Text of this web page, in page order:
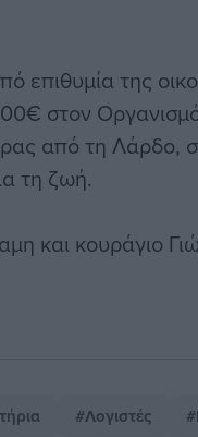
επιθυμία της
στον
από τη Λάρδο,
τη ζωή.
και κουράγιο
#Λογιστές